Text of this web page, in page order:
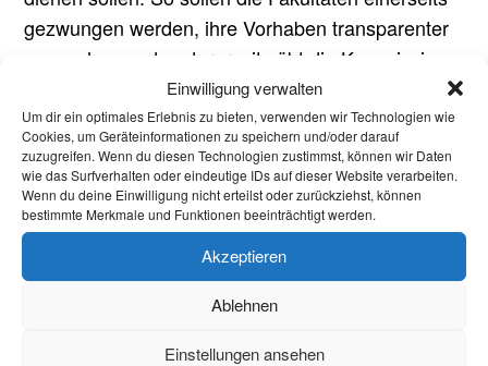
Einwilligung verwalten
Um dir ein optimales Erlebnis zu bieten, verwenden wir Technologien wie
Cookies, um Geräteinformationen zu speichern und/oder darauf
zuzugreifen. Wenn du diesen Technologien zustimmst, können wir Daten
wie das Surfverhalten oder eindeutige IDs auf dieser Website verarbeiten.
Wenn du deine Einwilligung nicht erteilst oder zurückziehst, können
bestimmte Merkmale und Funktionen beeinträchtigt werden.
Akzeptieren
Ablehnen
Einstellungen ansehen
gezwungen werden, ihre Vorhaben transparenter
zu machen und andererseits übt die Kommission
so eine Kontrollfunktion aus. Der Senat hat
Richtlinien erlassen, die vorsehen, wie die Mittel
aus diesem Topf eingesetzt werden sollen. Sie
sollen im Wesentlichen für Personalmittel
verwendet werden, die besonders die Betreuung
in den ersten Semestern verbessern sollen.
Der große Vorteil dieses Vergabe- und
Kontrollverfahrens gegenüber dem auf
Fakultätsebene ist die stärkere Unabhängigkeit